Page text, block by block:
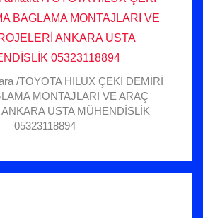
/TOYOTA HILUX ÇEKİ DEMİRİ
MONTAJLARI VE ARAÇ
USTA MÜHENDİSLİK
05323118894